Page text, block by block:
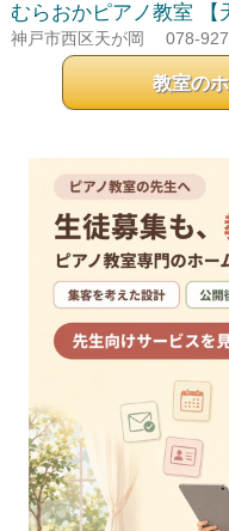
むらおかピアノ教室
神戸市西区天が岡 078-
教室の